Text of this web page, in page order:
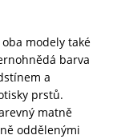
modely také
barva
a
prstů.
matně
oddělenými